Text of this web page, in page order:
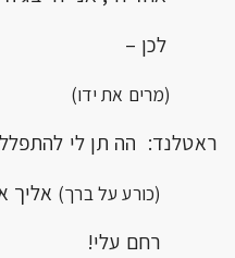
לכן –
(מרים את ידו)
ראטלנד: הה תן לי
(כורע על ברך) אליך
רחם עלי!